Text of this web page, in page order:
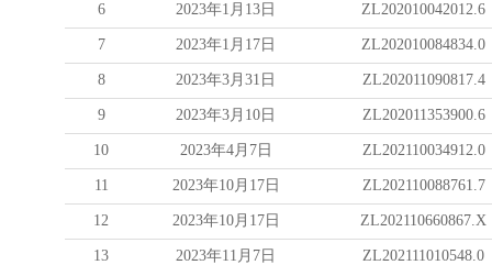
6 2023年1月13日 ZL202010042012.6
7 2023年1月17日 ZL202010084834.0
8 2023年3月31日 ZL202011090817.4
9 2023年3月10日 ZL202011353900.6
10 2023年4月7日 ZL202110034912.0
11 2023年10月17日 ZL202110088761.7
12 2023年10月17日 ZL202110660867.X
13 2023年11月7日 ZL202111010548.0